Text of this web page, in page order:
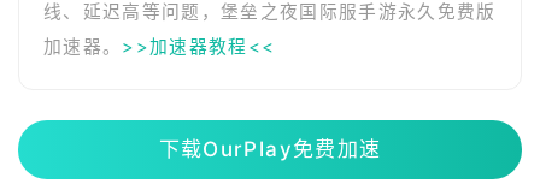
线、延迟高等问题，堡垒之夜国际服手游永久免费版
加速器。 >>加速器教程<<
下载OurPlay免费加速